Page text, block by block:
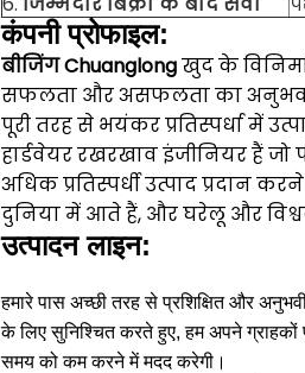
कंपनी प्रोफाइल:
बीजिंग Chuanglongखुद के
सफलता और असफलता का अनुभव
पूरी तरह से भयंकर प्रतिस्पर्धा में
हार्डवेयर रखरखाव इंजीनियर हैं जो
अधिक प्रतिस्पर्धी उत्पाद प्रदान
दुनिया में आते हैं, और घरेलू और
उत्पादन लाइन:
हमारे पास अच्छी तरह से प्रशिक्षित और
के लिए सुनिश्चित करते हुए, हम अपने
समय को कम करने में मदद करेगी।